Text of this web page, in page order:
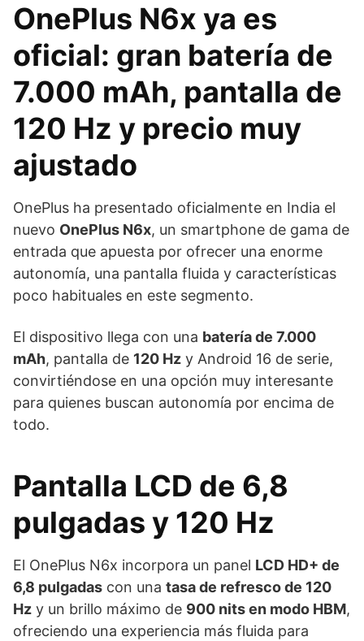
OnePlus N6x ya es
oficial: gran batería de
7.000 mAh, pantalla de
120 Hz y precio muy
ajustado
OnePlus ha presentado oficialmente en India el
nuevo OnePlus N6x, un smartphone de gama de
entrada que apuesta por ofrecer una enorme
autonomía, una pantalla fluida y características
poco habituales en este segmento.
El dispositivo llega con una batería de 7.000
mAh, pantalla de 120 Hz y Android 16 de serie,
convirtiéndose en una opción muy interesante
para quienes buscan autonomía por encima de
todo.
Pantalla LCD de 6,8
pulgadas y 120 Hz
El OnePlus N6x incorpora un panel LCD HD+ de
6,8 pulgadas con una tasa de refresco de 120
Hz y un brillo máximo de 900 nits en modo HBM,
ofreciendo una experiencia más fluida para